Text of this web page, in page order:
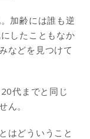
加齢には誰も逆
したこともなか
などを見つけて
代までと同じ
ん。
はどういうこと